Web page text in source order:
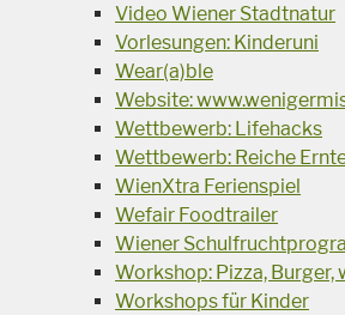
Video Wiener Stadtnatur
Vorlesungen: Kinderuni
Wear(a)ble
Website:
Wettbewerb: Lifehacks
Wettbewerb: Reiche
WienXtra Ferienspiel
Wefair Foodtrailer
Wiener
Workshop: Pizza, Burger,
Workshops für Kinder